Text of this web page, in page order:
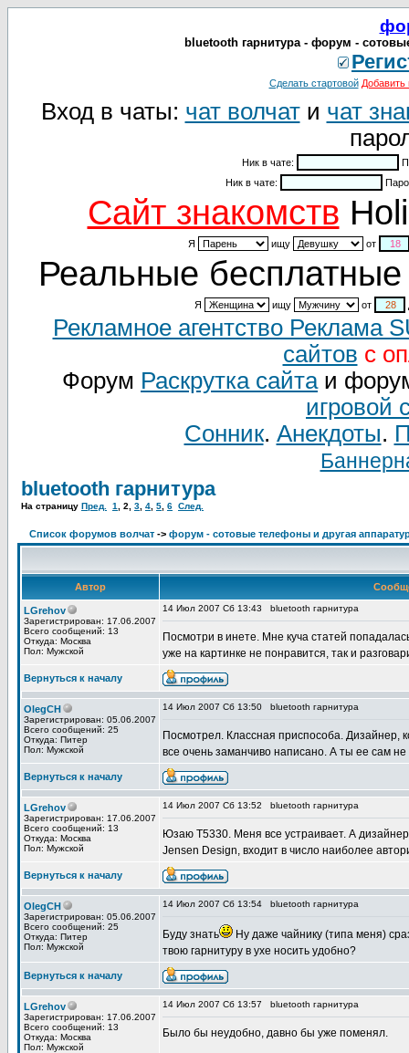
bluetooth гарнитура - форум -
Сделать стартовой Добавить
Вход в чаты: чат волчати чат
Ник в чате:
Ник в чате:
Cайт знакомств
Я ищу от
Реальные бесплатные
Я ищу от
Рекламное агентство Реклама
сайтов с
Форум Раскрутка сайтаи
игровой
Сонник. Анекдоты.
bluetooth гарнитура
На страницу Пред. 1 2 3 4 5 6 След.
Список форумов волчат -> форум - сотовые телефоны и другая
Автор
LGrehov
Зарегистрирован: 17.06.2007
Всего сообщений: 13
Откуда: Москва
Пол: Мужской
14 Июл 2007 Сб 13:43 bluetooth гарнитура
Посмотри в инете. Мне куча статей
уже на картинке не понравится, так и
Вернуться к началу
OlegCH
Зарегистрирован: 05.06.2007
Всего сообщений: 25
Откуда: Питер
Пол: Мужской
14 Июл 2007 Сб 13:50 bluetooth гарнитура
Посмотрел. Классная приспособа. Дизайнер,
все очень заманчиво написано. А ты ее сам
Вернуться к началу
LGrehov
Зарегистрирован: 17.06.2007
Всего сообщений: 13
Откуда: Москва
Пол: Мужской
14 Июл 2007 Сб 13:52 bluetooth гарнитура
Юзаю Т5330. Меня все устраивает. А
Jensen Design, входит в число наиболее
Вернуться к началу
OlegCH
Зарегистрирован: 05.06.2007
Всего сообщений: 25
Откуда: Питер
Пол: Мужской
14 Июл 2007 Сб 13:54 bluetooth гарнитура
Буду знать
Ну даже чайнику (типа меня)
твою гарнитуру в ухе носить удобно?
Вернуться к началу
LGrehov
Зарегистрирован: 17.06.2007
Всего сообщений: 13
Откуда: Москва
Пол: Мужской
14 Июл 2007 Сб 13:57 bluetooth гарнитура
Было бы неудобно, давно бы уже поменял.